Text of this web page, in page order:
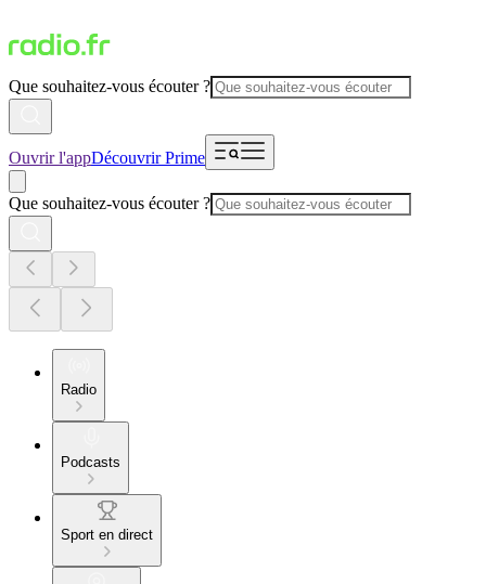
Que souhaitez-vous écouter ?
Ouvrir l'appDécouvrir Prime
Que souhaitez-vous écouter ?
Radio
Podcasts
Sport en direct